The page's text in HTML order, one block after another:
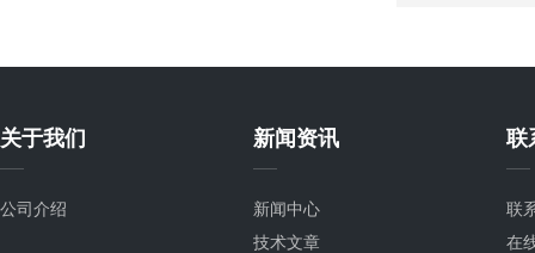
关于我们
公司介绍
新闻资讯
新闻中心
技术文章
联
联
在